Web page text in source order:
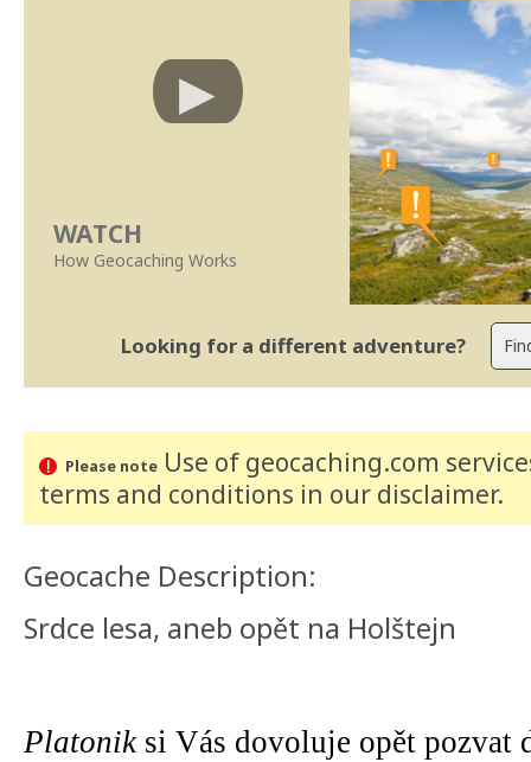
WATCH
How Geocaching Works
Looking for a different adventure?
Please noteUse of geocaching.com
terms and conditions in our disclaimer.
Geocache Description:
Srdce lesa, aneb opět na Holštejn
Platoniksi Vás dovoluje opět pozvat